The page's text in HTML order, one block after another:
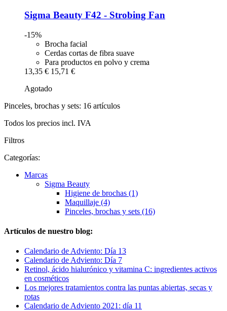
Sigma Beauty F42 -​ Strobing Fan
-15%
Brocha facial
Cerdas cortas de fibra suave
Para productos en polvo y crema
13,35 € 15,71 €
Agotado
Pinceles, brochas y sets: 16 artículos
Todos los precios incl. IVA
Filtros
Categorías:
Marcas
Sigma Beauty
Higiene de brochas (1)
Maquillaje (4)
Pinceles, brochas y sets (16)
Artículos de nuestro blog:
Calendario de Adviento: Día 13
Calendario de Adviento: Día 7
Retinol, ácido hialurónico y vitamina C: ingredientes activos
en cosméticos
Los mejores tratamientos contra las puntas abiertas, secas y
rotas
Calendario de Adviento 2021: día 11